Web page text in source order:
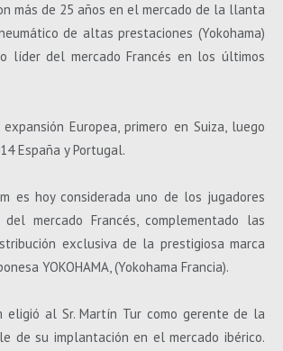
más de 25 años en el mercado de la llanta
de altas prestaciones (Yokohama)
líder del mercado Francés en los últimos
Europea, primero en Suiza, luego
España y Portugal.
es hoy considerada uno de los jugadores
mercado Francés, complementado las
exclusiva de la prestigiosa marca
YOKOHAMA, (Yokohama Francia).
eligió al Sr. Martín Tur como gerente de la
de su implantación en el mercado ibérico.